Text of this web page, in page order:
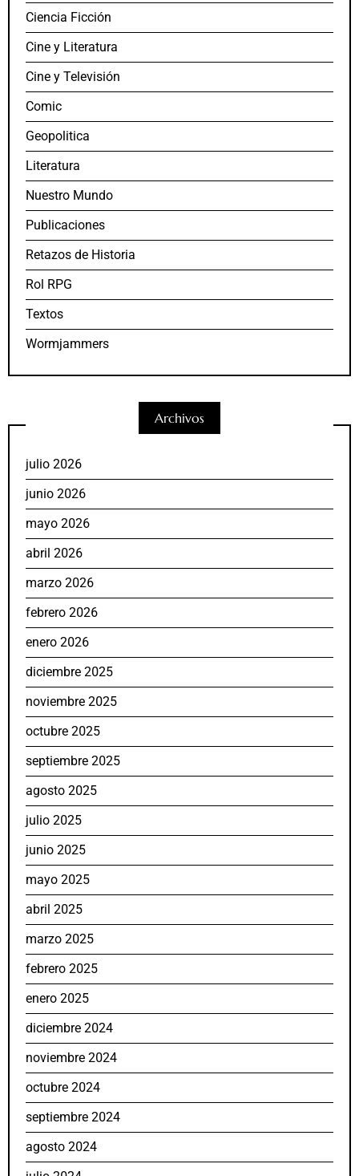
Ciencia Ficción
Cine y Literatura
Cine y Televisión
Comic
Geopolitica
Literatura
Nuestro Mundo
Publicaciones
Retazos de Historia
Rol RPG
Textos
Wormjammers
Archivos
julio 2026
junio 2026
mayo 2026
abril 2026
marzo 2026
febrero 2026
enero 2026
diciembre 2025
noviembre 2025
octubre 2025
septiembre 2025
agosto 2025
julio 2025
junio 2025
mayo 2025
abril 2025
marzo 2025
febrero 2025
enero 2025
diciembre 2024
noviembre 2024
octubre 2024
septiembre 2024
agosto 2024